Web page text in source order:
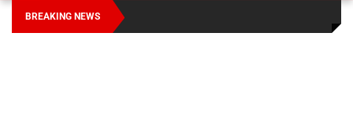
BREAKING NEWS
Οι Πάνθηρες Καβάλας στην Women Basketball
League 1